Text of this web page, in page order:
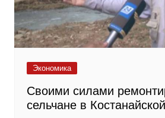
Экономика
Своими силами
сельчане в